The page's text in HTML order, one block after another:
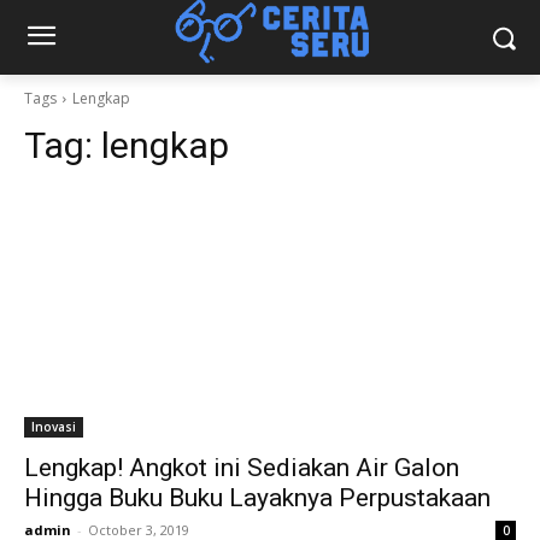
Tags Lengkap
Tag: lengkap
Inovasi
Lengkap! Angkot ini Sediakan Air Galon
Hingga Buku Buku Layaknya Perpustakaan
admin - October 3, 2019 0